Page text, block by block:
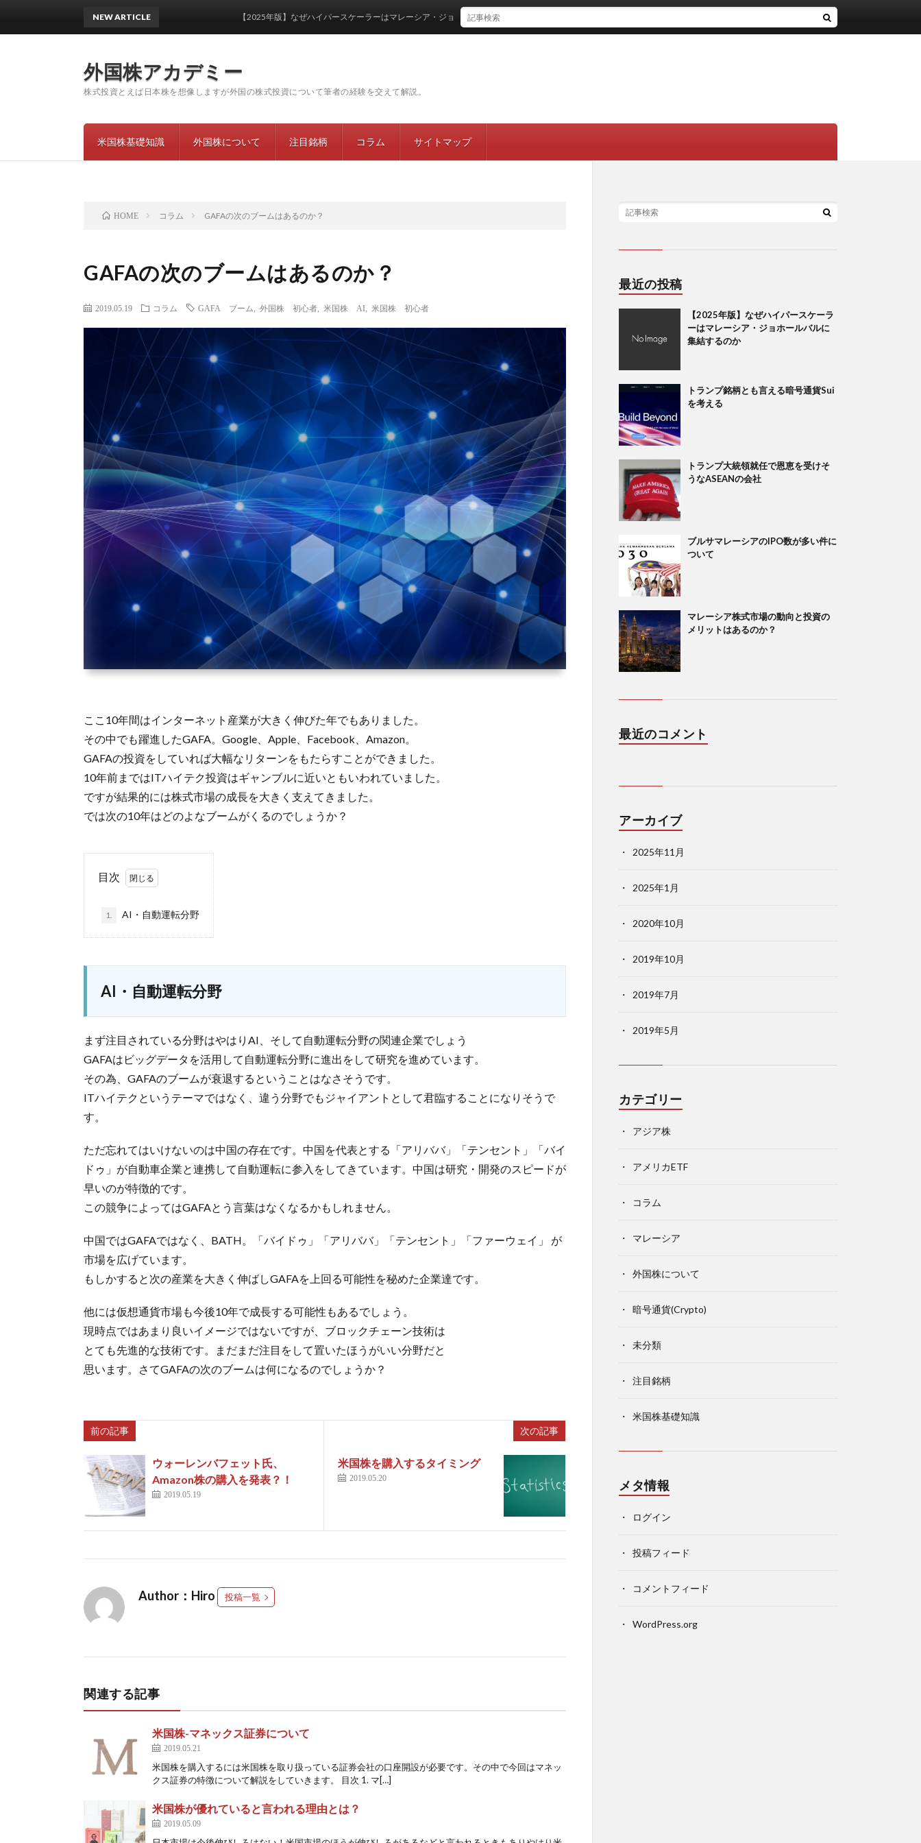
外国株アカデミー
株式投資とえば日本株を想像しますが外国の株式投資について筆者の経験を交えて解説。
米国株基礎知識 外国株について 注目銘柄 コラム サイトマップ
NEW ARTICLE 【2025年版】なぜハイパースケーラーはマレーシア・ジョホールバルに集結するのか
HOME コラム GAFAの次のブームはあるのか？
GAFAの次のブームはあるのか？
2019.05.19 コラム GAFA ブーム 外国株 初心者 米国株 AI 米国株 初心者
ここ10年間はインターネット産業が大きく伸びた年でもありました。
その中でも躍進したGAFA。Google、Apple、Facebook、Amazon。
GAFAの投資をしていれば大幅なリターンをもたらすことができました。
10年前まではITハイテク投資はギャンブルに近いともいわれていました。
ですが結果的には株式市場の成長を大きく支えてきました。
では次の10年はどのよなブームがくるのでしょうか？
目次
1. AI・自動運転分野
AI・自動運転分野
まず注目されている分野はやはりAI、そして自動運転分野の関連企業でしょう
GAFAはビッグデータを活用して自動運転分野に進出をして研究を進めています。
その為、GAFAのブームが衰退するということはなさそうです。
ITハイテクというテーマではなく、違う分野でもジャイアントとして君臨することになりそうで
す。
ただ忘れてはいけないのは中国の存在です。中国を代表とする「アリババ」「テンセント」「バイ
ドゥ」が自動車企業と連携して自動運転に参入をしてきています。中国は研究・開発のスピードが
早いのが特徴的です。
この競争によってはGAFAとう言葉はなくなるかもしれません。
中国ではGAFAではなく、BATH。「バイドゥ」「アリババ」「テンセント」「ファーウェイ」 が
市場を広げています。
もしかすると次の産業を大きく伸ばしGAFAを上回る可能性を秘めた企業達です。
他には仮想通貨市場も今後10年で成長する可能性もあるでしょう。
現時点ではあまり良いイメージではないですが、ブロックチェーン技術は
とても先進的な技術です。まだまだ注目をして置いたほうがいい分野だと
思います。さてGAFAの次のブームは何になるのでしょうか？
前の記事
ウォーレンバフェット氏、
Amazon株の購入を発表？！
2019.05.19
次の記事
米国株を購入するタイミング
2019.05.20
Author：Hiro 投稿一覧
関連する記事
米国株-マネックス証券について
2019.05.21
米国株を購入するには米国株を取り扱っている証券会社の口座開設が必要です。その中で今回はマネッ
クス証券の特徴について解説をしていきます。 目次 1. マ[…]
米国株が優れていると言われる理由とは？
2019.05.09
最近の投稿
【2025年版】なぜハイパースケーラ
ーはマレーシア・ジョホールバルに
集結するのか
トランプ銘柄とも言える暗号通貨Sui
を考える
トランプ大統領就任で恩恵を受けそ
うなASEANの会社
ブルサマレーシアのIPO数が多い件に
ついて
マレーシア株式市場の動向と投資の
メリットはあるのか？
最近のコメント
アーカイブ
2025年11月
2025年1月
2020年10月
2019年10月
2019年7月
2019年5月
カテゴリー
アジア株
アメリカETF
コラム
マレーシア
外国株について
暗号通貨(Crypto)
未分類
注目銘柄
米国株基礎知識
メタ情報
ログイン
投稿フィード
コメントフィード
WordPress.org